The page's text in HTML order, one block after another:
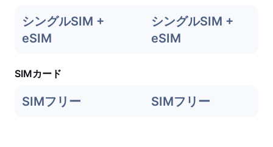
シングルSIM +
eSIM
シングルSIM +
eSIM
SIMカード
SIMフリー SIMフリー